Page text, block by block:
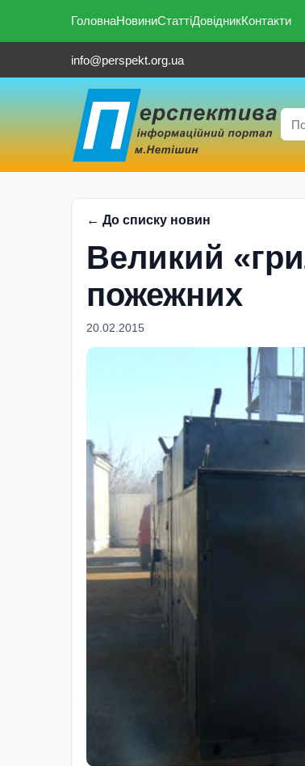
ГоловнаНовиниСтаттіДовідникКонтакти
info@perspekt.org.ua
← До списку новин
Великий
пожежних
20.02.2015